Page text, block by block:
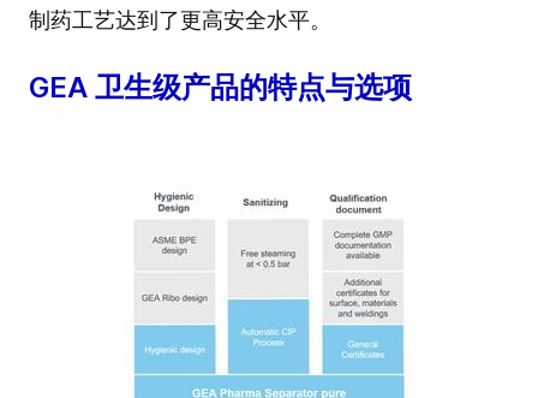
制药工艺达到了更高安全水平。
GEA 卫生级产品的特点与选项